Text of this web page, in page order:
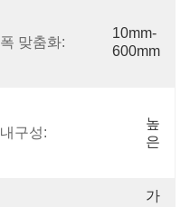
폭 맞춤화:
10mm-
600mm
내구성:
높
은
가